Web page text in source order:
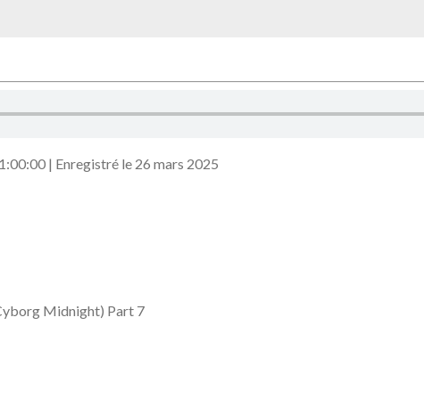
| Enregistré le 26 mars 2025
Midnight) Part 7